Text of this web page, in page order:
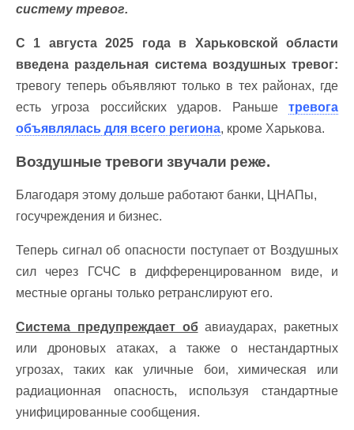
систему тревог.
С 1 августа 2025 года в Харьковской области
введена раздельная система воздушных тревог:
тревогу теперь объявляют только в тех районах, где
есть угроза российских ударов. Раньше тревога
объявлялась для всего региона, кроме Харькова.
Воздушные тревоги звучали реже.
Благодаря этому дольше работают банки, ЦНАПы,
госучреждения и бизнес.
Теперь сигнал об опасности поступает от Воздушных
сил через ГСЧС в дифференцированном виде, и
местные органы только ретранслируют его.
Система предупреждает обавиаударах, ракетных
или дроновых атаках, а также о нестандартных
угрозах, таких как уличные бои, химическая или
радиационная опасность, используя стандартные
унифицированные сообщения.